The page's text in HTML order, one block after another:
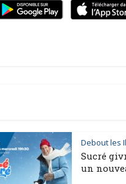
Debout les
Sucré
un